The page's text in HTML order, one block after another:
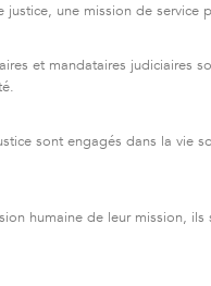
justice, une mission de service
et mandataires judiciaires
sont engagés dans la vie
humaine de leur mission,